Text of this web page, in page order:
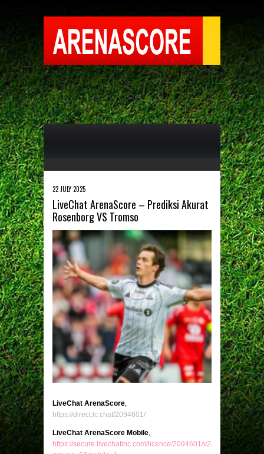
22 JULY 2025
LiveChat ArenaScore – Prediksi Akurat
Rosenborg VS Tromso
LiveChat ArenaScore,
https://direct.lc.chat/2094601/
LiveChat ArenaScore Mobile,
https://secure.livechatinc.com/licence/2094601/v2/open_chat.cgi?